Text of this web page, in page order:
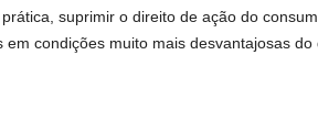
suprimir o direito de ação do
em condições muito mais desvantajosas